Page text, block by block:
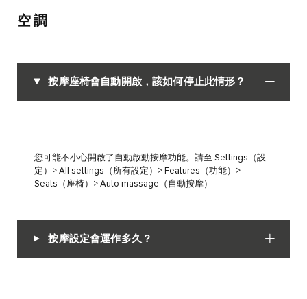
空調
按摩座椅會自動開啟，該如何停止此情形？
您可能不小心開啟了自動啟動按摩功能。請至 Settings（設
定）> All settings（所有設定）> Features（功能）>
Seats（座椅）> Auto massage（自動按摩）
按摩設定會運作多久？